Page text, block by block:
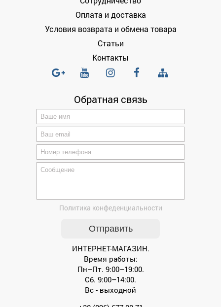
Оплата и доставка
Условия возврата и обмена товара
Статьи
Контакты
Обратная связь
Политика конфеденциальности
ИНТЕРНЕТ-МАГАЗИН.
Время работы:
Пн–Пт. 9:00–19:00.
Сб. 9:00–14:00.
Вс - выходной